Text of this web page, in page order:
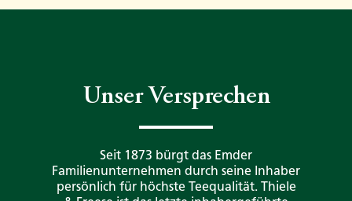
Unser Versprechen
Seit 1873 bürgt das Emder
Familienunternehmen durch seine Inhaber
persönlich für höchste Teequalität. Thiele